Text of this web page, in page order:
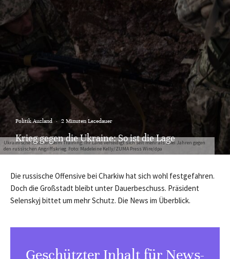
Ukrainische Soldaten beim Training: Ihr Land verteidigt sich seit mehr als zwei Jahren gegen
den russischen Angriffskrieg. Foto: Madeleine Kelly/ZUMA Press Wire/dpa
Politik Ausland · 2 Minuten Lesedauer
Krieg gegen die Ukraine: So ist die Lage
Die russische Offensive bei Charkiw hat sich wohl festgefahren.
Doch die Großstadt bleibt unter Dauerbeschuss. Präsident
Selenskyj bittet um mehr Schutz. Die News im Überblick.
Geschützter Inhalt für News-